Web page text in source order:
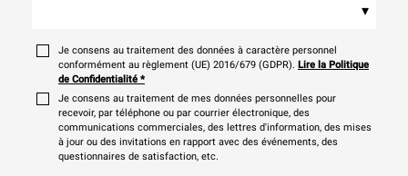
▾
Je consens au traitement des données à caractère personnel
conformément au règlement (UE) 2016/679 (GDPR). Lire la Politique
de Confidentialité *
Je consens au traitement de mes données personnelles pour
recevoir, par téléphone ou par courrier électronique, des
communications commerciales, des lettres d'information, des mises
à jour ou des invitations en rapport avec des événements, des
questionnaires de satisfaction, etc.